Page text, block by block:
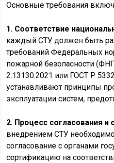
Основные требования
1. Соответствие
каждый СТУ должен быть
требований Федеральных
пожарной безопасности
2.13130.2021 или ГОСТ Р
устанавливают принципы
эксплуатации систем,
2. Процесс согласования и
внедрением СТУ
согласование с органами
сертификацию на